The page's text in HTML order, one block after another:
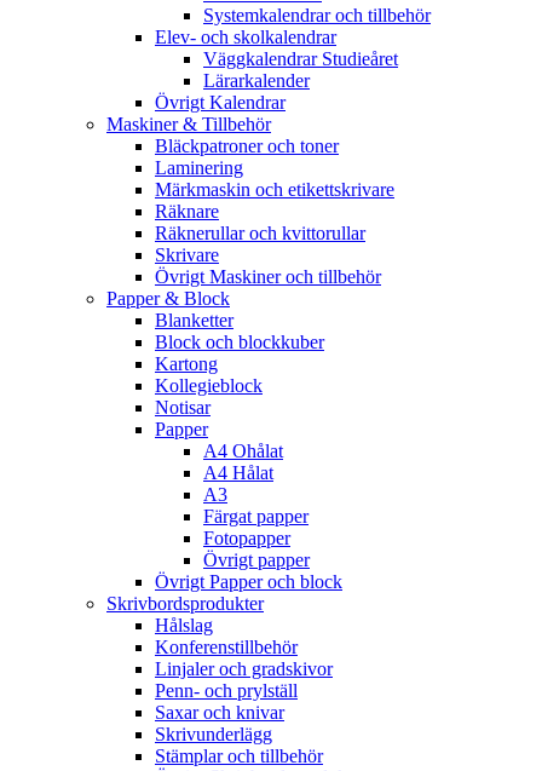
Systemkalendrar och tillbehör
Elev- och skolkalendrar
Väggkalendrar Studieåret
Lärarkalender
Övrigt Kalendrar
Maskiner & Tillbehör
Bläckpatroner och toner
Laminering
Märkmaskin och etikettskrivare
Räknare
Räknerullar och kvittorullar
Skrivare
Övrigt Maskiner och tillbehör
Papper & Block
Blanketter
Block och blockkuber
Kartong
Kollegieblock
Notisar
Papper
A4 Ohålat
A4 Hålat
A3
Färgat papper
Fotopapper
Övrigt papper
Övrigt Papper och block
Skrivbordsprodukter
Hålslag
Konferenstillbehör
Linjaler och gradskivor
Penn- och prylställ
Saxar och knivar
Skrivunderlägg
Stämplar och tillbehör